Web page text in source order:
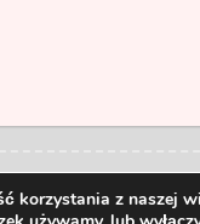
korzystania z naszej